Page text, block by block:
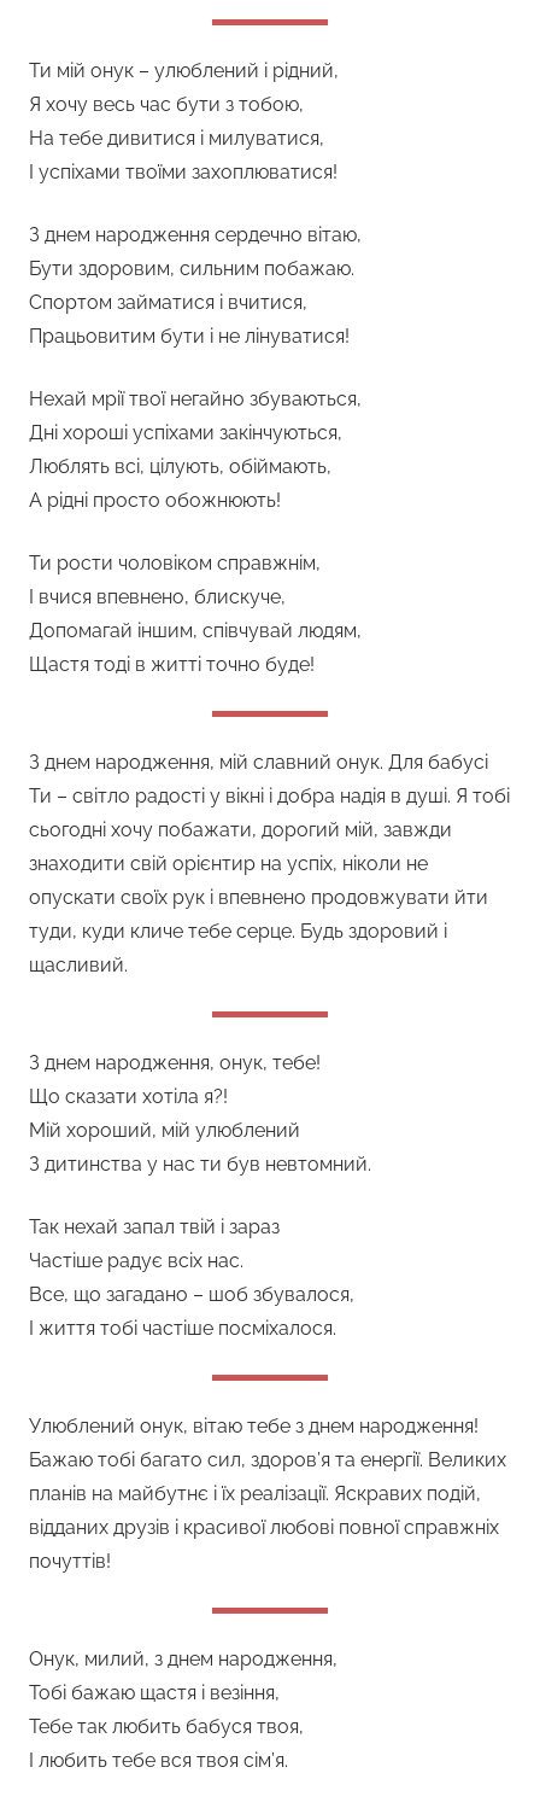
Ти мій онук – улюблений і рідний,
Я хочу весь час бути з тобою,
На тебе дивитися і милуватися,
І успіхами твоїми захоплюватися!
З днем народження сердечно вітаю,
Бути здоровим, сильним побажаю.
Спортом займатися і вчитися,
Працьовитим бути і не лінуватися!
Нехай мрії твої негайно збуваються,
Дні хороші успіхами закінчуються,
Люблять всі, цілують, обіймають,
А рідні просто обожнюють!
Ти рости чоловіком справжнім,
І вчися впевнено, блискуче,
Допомагай іншим, співчувай людям,
Щастя тоді в житті точно буде!
З днем народження, мій славний онук. Для бабусі
Ти – світло радості у вікні і добра надія в душі. Я тобі
сьогодні хочу побажати, дорогий мій, завжди
знаходити свій орієнтир на успіх, ніколи не
опускати своїх рук і впевнено продовжувати йти
туди, куди кличе тебе серце. Будь здоровий і
щасливий.
З днем народження, онук, тебе!
Що сказати хотіла я?!
Мій хороший, мій улюблений
З дитинства у нас ти був невтомний.
Так нехай запал твій і зараз
Частіше радує всіх нас.
Все, що загадано – шоб збувалося,
І життя тобі частіше посміхалося.
Улюблений онук, вітаю тебе з днем народження!
Бажаю тобі багато сил, здоров’я та енергії. Великих
планів на майбутнє і їх реалізації. Яскравих подій,
відданих друзів і красивої любові повної справжніх
почуттів!
Онук, милий, з днем народження,
Тобі бажаю щастя і везіння,
Тебе так любить бабуся твоя,
І любить тебе вся твоя сім’я.